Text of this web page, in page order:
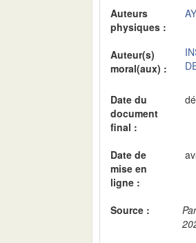
Auteurs
physiques :
Auteur(s)
moral(aux) :
Date du
document
final :
Date de
mise en
ligne :
Source :